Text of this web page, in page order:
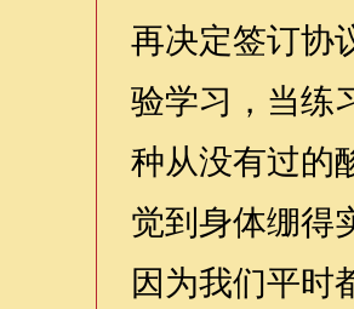
再决定签订协
验学习，当练
种从没有过的
觉到身体绷得
因为我们平时